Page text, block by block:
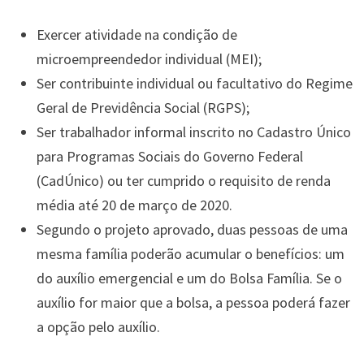
Exercer atividade na condição de
microempreendedor individual (MEI);
Ser contribuinte individual ou facultativo do Regime
Geral de Previdência Social (RGPS);
Ser trabalhador informal inscrito no Cadastro Único
para Programas Sociais do Governo Federal
(CadÚnico) ou ter cumprido o requisito de renda
média até 20 de março de 2020.
Segundo o projeto aprovado, duas pessoas de uma
mesma família poderão acumular o benefícios: um
do auxílio emergencial e um do Bolsa Família. Se o
auxílio for maior que a bolsa, a pessoa poderá fazer
a opção pelo auxílio.